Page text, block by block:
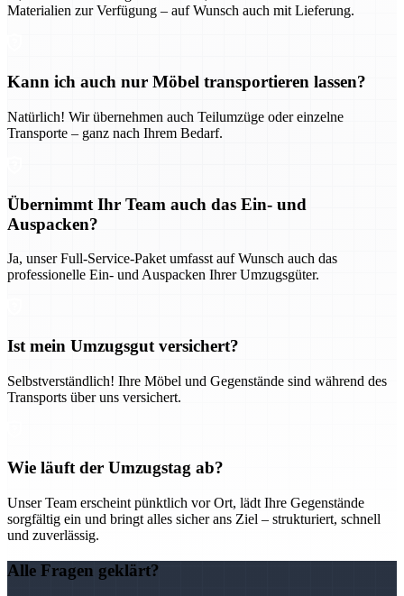
Materialien zur Verfügung – auf Wunsch auch mit Lieferung.
Kann ich auch nur Möbel transportieren lassen?
Natürlich! Wir übernehmen auch Teilumzüge oder einzelne
Transporte – ganz nach Ihrem Bedarf.
Übernimmt Ihr Team auch das Ein- und
Auspacken?
Ja, unser Full-Service-Paket umfasst auf Wunsch auch das
professionelle Ein- und Auspacken Ihrer Umzugsgüter.
Ist mein Umzugsgut versichert?
Selbstverständlich! Ihre Möbel und Gegenstände sind während des
Transports über uns versichert.
Wie läuft der Umzugstag ab?
Unser Team erscheint pünktlich vor Ort, lädt Ihre Gegenstände
sorgfältig ein und bringt alles sicher ans Ziel – strukturiert, schnell
und zuverlässig.
Alle Fragen geklärt?